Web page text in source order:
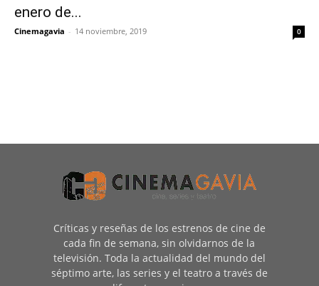
enero de...
Cinemagavia - 14 noviembre, 2019 0
Críticas y reseñas de los estrenos de cine de
cada fin de semana, sin olvidarnos de la
televisión. Toda la actualidad del mundo del
séptimo arte, las series y el teatro a través de